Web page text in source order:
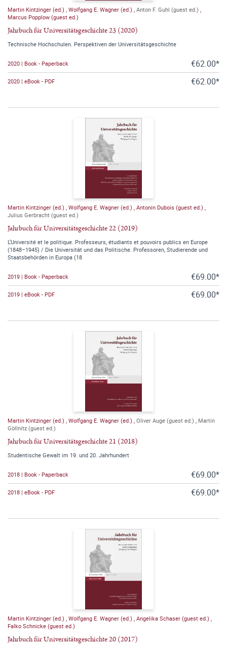
Martin Kintzinger (ed.) Wolfgang E. Wagner (ed.) Anton F. Guhl (guest ed.)
Marcus Popplow (guest ed.)
Jahrbuch für Universitätsgeschichte 23 (2020)
Technische Hochschulen. Perspektiven der Universitätsgeschichte
2020 | Book - Paperback €62.00*
2020 | eBook - PDF €62.00*
Martin Kintzinger (ed.) Wolfgang E. Wagner (ed.) Antonin Dubois (guest ed.)
Julius Gerbracht (guest ed.)
Jahrbuch für Universitätsgeschichte 22 (2019)
L’Université et le politique. Professeurs, étudiants et pouvoirs publics en Europe
(1848–1945) / Die Universität und das Politische. Professoren, Studierende und
Staatsbehörden in Europa (18
2019 | Book - Paperback €69.00*
2019 | eBook - PDF €69.00*
Martin Kintzinger (ed.) Wolfgang E. Wagner (ed.) Oliver Auge (guest ed.)
Martin
Göllnitz (guest ed.)
Jahrbuch für Universitätsgeschichte 21 (2018)
Studentische Gewalt im 19. und 20. Jahrhundert
2018 | Book - Paperback €69.00*
2018 | eBook - PDF €69.00*
Martin Kintzinger (ed.) Wolfgang E. Wagner (ed.) Angelika Schaser (guest ed.)
Falko Schnicke (guest ed.)
Jahrbuch für Universitätsgeschichte 20 (2017)